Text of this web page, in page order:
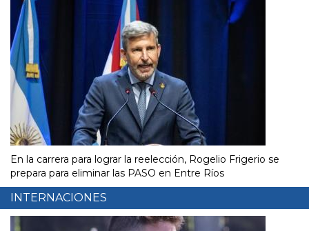
En la carrera para lograr la reelección, Rogelio Frigerio se
prepara para eliminar las PASO en Entre Ríos
INTERNACIONES